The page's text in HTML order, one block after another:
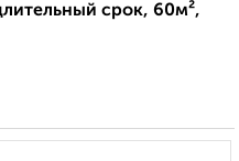
срок, 60м²,